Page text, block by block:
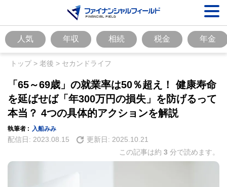
人気 年収 相続 税金 年金
トップ> 老後 > セカンドライフ
「65～69歳」の就業率は50％超え！ 健康寿命
を延ばせば「年300万円の損失」を防げるって
本当？ 4つの具体的アクションを解説
執筆者 : 入船みみ
配信日: 2023.08.15 更新日: 2025.10.21
この記事は約 3 分で読めます。